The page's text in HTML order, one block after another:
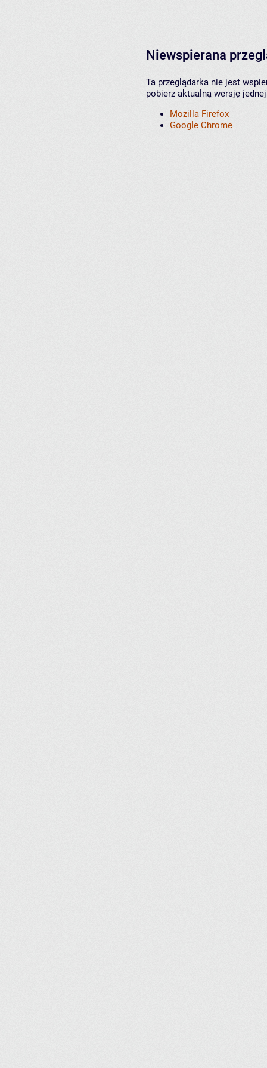
Niewspierana
Ta przeglądarka nie jest
pobierz aktualną wersję
Mozilla Firefox
Google Chrome